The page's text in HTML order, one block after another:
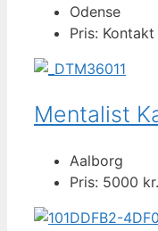
Odense
Pris:
Mentalist
Aalborg
Pris: 5000